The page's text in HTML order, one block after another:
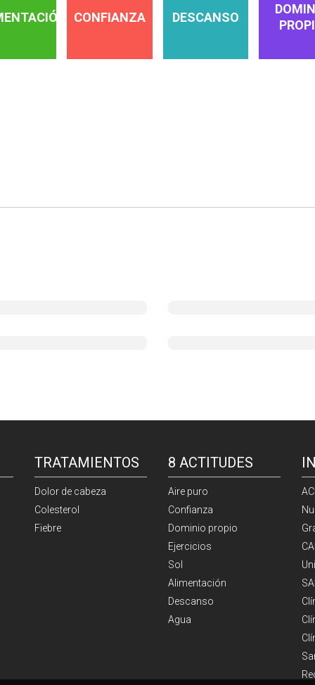
CONFIANZA DESCANSO
TRATAMIENTOS
Dolor de cabeza
Colesterol
Fiebre
8 ACTITUDES
Aire puro
Confianza
Dominio propio
Ejercicios
Sol
Alimentación
Descanso
Agua